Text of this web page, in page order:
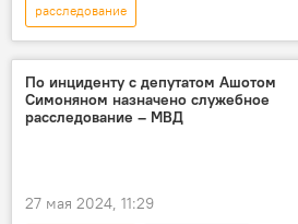
расследование
Армения
Новости Армения
Политика
Общество
По инциденту с депутатом Ашотом
Симоняном назначено служебное
расследование – МВД
27 мая 2024, 11:29